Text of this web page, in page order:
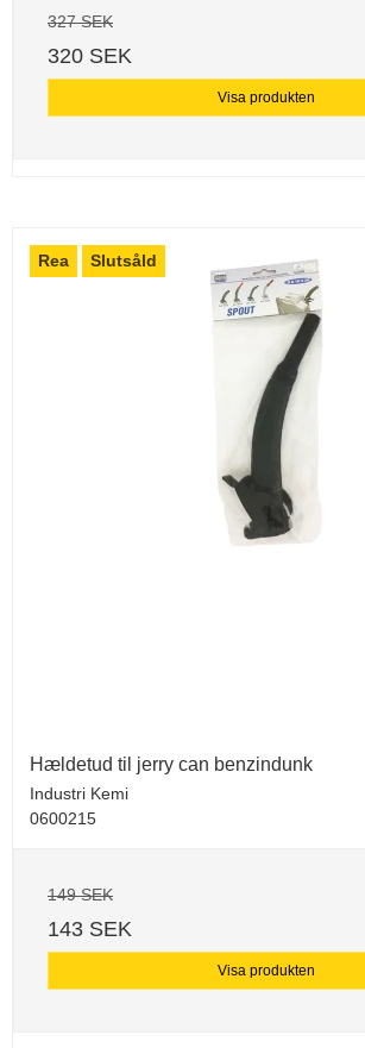
327 SEK
320 SEK
Visa produkten
Rea Slutsåld
Hældetud til jerry can benzindunk
Industri Kemi
0600215
149 SEK
143 SEK
Visa produkten